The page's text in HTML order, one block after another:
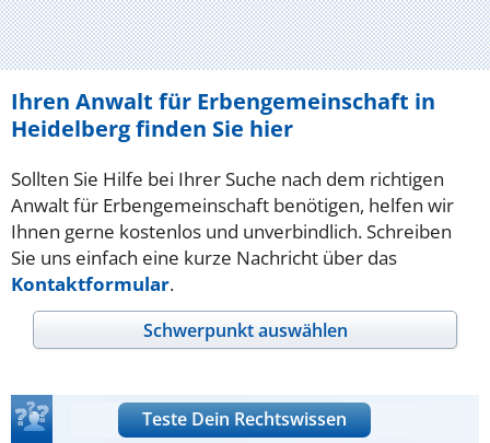
Ihren Anwalt für Erbengemeinschaft in
Heidelberg finden Sie hier
Sollten Sie Hilfe bei Ihrer Suche nach dem richtigen
Anwalt für Erbengemeinschaft benötigen, helfen wir
Ihnen gerne kostenlos und unverbindlich. Schreiben
Sie uns einfach eine kurze Nachricht über das
Kontaktformular.
Schwerpunkt auswählen
Teste Dein Rechtswissen